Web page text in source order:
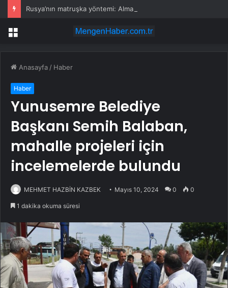
Rusya’nın matruşka yöntemi: Almanya’da sahte haber ağı
Menü
Anasayfa / Haber
Haber
Yunusemre Belediye
Başkanı Semih Balaban,
mahalle projeleri için
incelemelerde bulundu
MEHMET HAZBİN KAZBEK Mayıs 10, 2024 0 0
1 dakika okuma süresi